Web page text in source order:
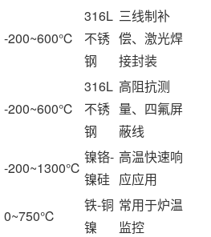
-200~600℃
316L
不锈
钢
三线制补
偿、激光焊
接封装
-200~600℃
316L
不锈
钢
高阻抗测
量、四氟屏
蔽线
-200~1300℃
镍铬-
镍硅
高温快速响
应应用
0~750℃
铁-铜
镍
常用于炉温
监控